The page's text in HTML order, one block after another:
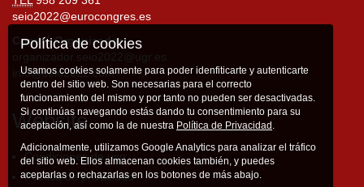
seio2022@eurocongres.es
Comité Organizador
organizador.seio2022@ugr.es
info@seio2022.com
Website
Condiciones de uso
Política de privacidad
Política de cookies
Usamos cookies solamente para poder idenfiticarte y autenticarte
dentro del sitio web. Son necesarias para el correcto
funcionamiento del mismo y por tanto no pueden ser desactivadas.
Si continúas navegando estás dando tu consentimiento para su
aceptación, así como la de nuestra Política de Privacidad .
Adicionalmente, utilizamos Google Analytics para analizar el tráfico
del sitio web. Ellos almacenan cookies también, y puedes
aceptarlas o rechazarlas en los botones de más abajo.